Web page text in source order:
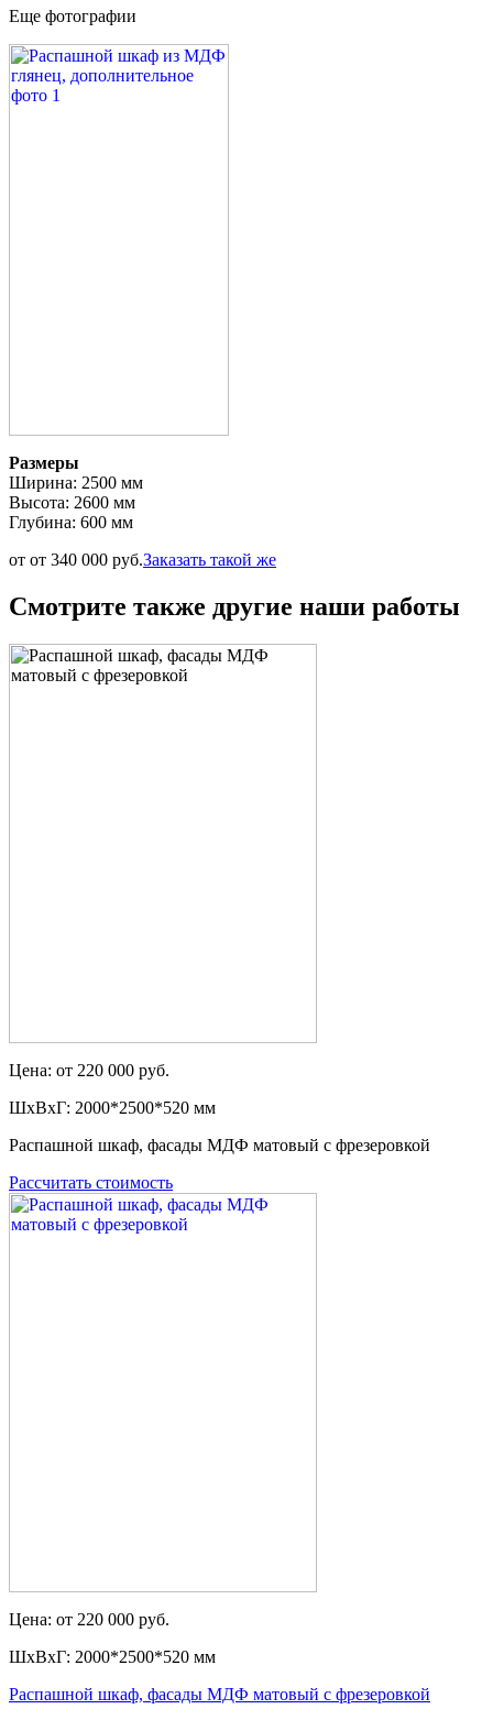
Еще фотографии
Размеры
Ширина: 2500 мм
Высота: 2600 мм
Глубина: 600 мм
от от 340 000 руб.Заказать такой же
Смотрите также другие наши работы
Цена: от 220 000 руб.
ШxВxГ: 2000*2500*520 мм
Распашной шкаф, фасады МДФ матовый с фрезеровкой
Рассчитать стоимость
Цена: от 220 000 руб.
ШxВxГ: 2000*2500*520 мм
Распашной шкаф, фасады МДФ матовый с фрезеровкой